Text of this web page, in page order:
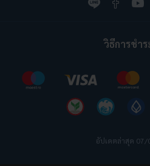
วิธีการชำร
อัปเดตล่าสุด 07/